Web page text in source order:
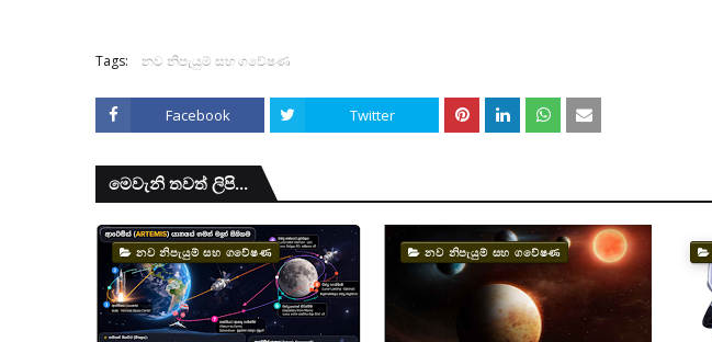
Tags: නව නිපැයුම් සහ ගවේෂණ
Facebook Twitter
මෙවැනි තවත් ලිපි...
නව නිපැයුම් සහ ගවේෂණ නව නිපැයුම් සහ ගවේෂණ